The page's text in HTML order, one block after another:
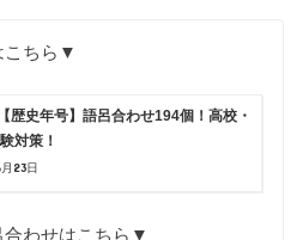
こちら▼
【歴史年号】語呂合わせ194個！高校・
対策！
23日
わせはこちら▼